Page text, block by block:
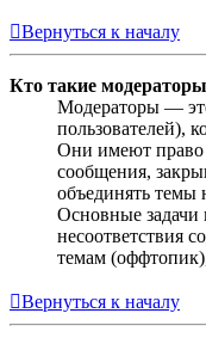
Вернуться к началу
Кто такие
Модераторы —
пользователей),
Они имеют право
сообщения,
объединять темы
Основные задачи
несоответствия
темам
Вернуться к началу